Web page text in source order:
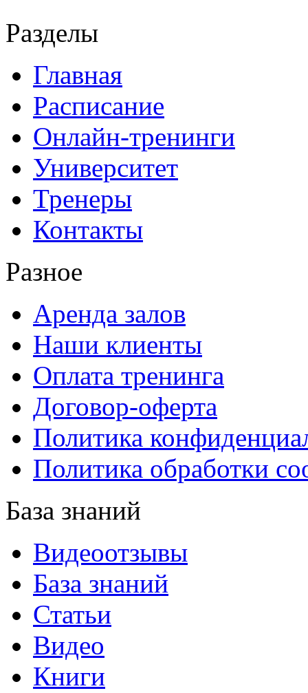
Разделы
Главная
Расписание
Онлайн-тренинги
Университет
Тренеры
Контакты
Разное
Аренда залов
Наши клиенты
Оплата тренинга
Договор-оферта
Политика
Политика обработки
База знаний
Видеоотзывы
База знаний
Статьи
Видео
Книги